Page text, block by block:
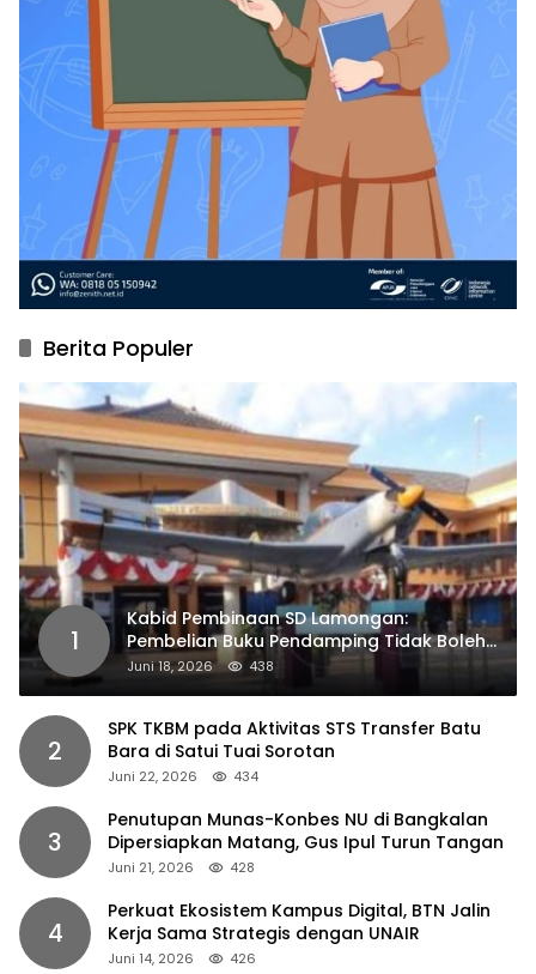
Berita Populer
1
Kabid Pembinaan SD Lamongan:
Pembelian Buku Pendamping Tidak Boleh
Dipaksakan
Juni 18, 2026 438
2
SPK TKBM pada Aktivitas STS Transfer Batu
Bara di Satui Tuai Sorotan
Juni 22, 2026 434
3
Penutupan Munas-Konbes NU di Bangkalan
Dipersiapkan Matang, Gus Ipul Turun Tangan
Juni 21, 2026 428
4
Perkuat Ekosistem Kampus Digital, BTN Jalin
Kerja Sama Strategis dengan UNAIR
Juni 14, 2026 426